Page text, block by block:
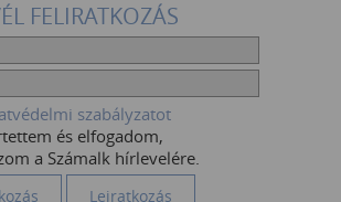
FELIRATKOZÁS
szabályzatot
és elfogadom,
a Számalk hírlevelére.